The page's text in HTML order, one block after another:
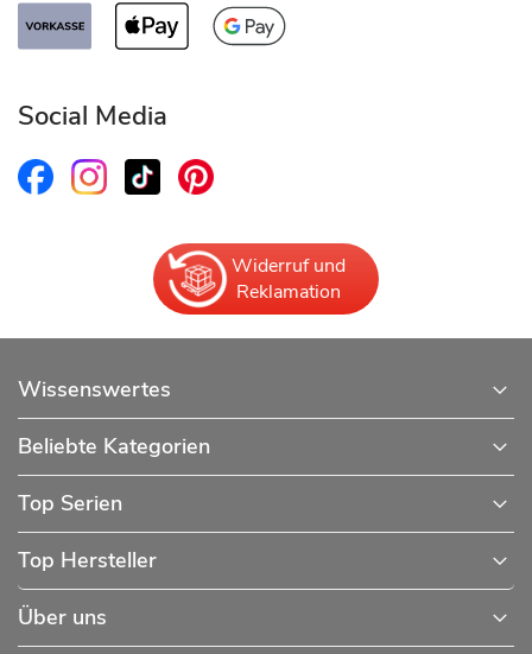
Social Media
Widerruf und
Reklamation
Wissenswertes
Beliebte Kategorien
Top Serien
Top Hersteller
Über uns